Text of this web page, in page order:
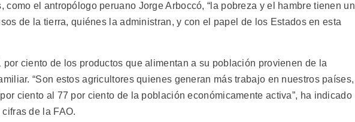
como el antropólogo peruano Jorge Arboccó, “la pobreza y el hambre tienen un
de la tierra, quiénes la administran, y con el papel de los Estados en esta
por ciento de los productos que alimentan a su población provienen de la
“Son estos agricultores quienes generan más trabajo en nuestros países,
ciento al 77 por ciento de la población económicamente activa”, ha indicado
de la FAO.